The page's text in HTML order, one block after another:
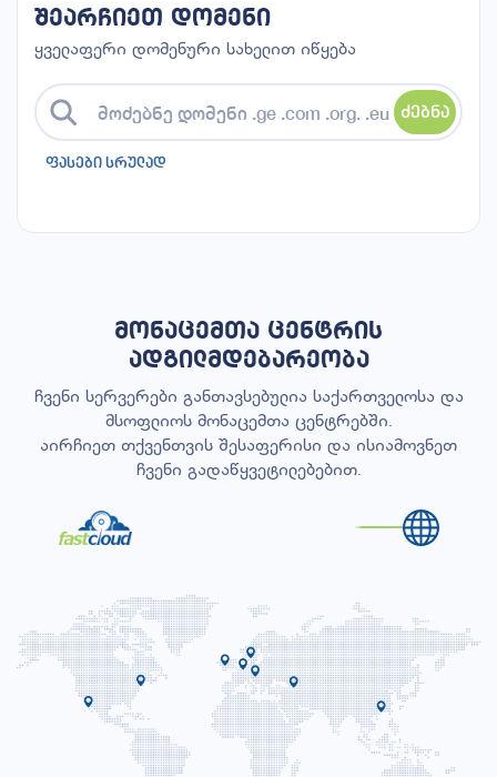
შეარჩიეთ დომენი
ყველაფერი დომენური სახელით იწყება
ძებნა
ფასები სრულად
მონაცემთა ცენტრის
ადგილმდებარეობა
ჩვენი სერვერები განთავსებულია საქართველოსა და
მსოფლიოს მონაცემთა ცენტრებში.
აირჩიეთ თქვენთვის შესაფერისი და ისიამოვნეთ
ჩვენი გადაწყვეტილებებით.